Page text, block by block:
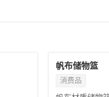
帆布储物篮
消费品